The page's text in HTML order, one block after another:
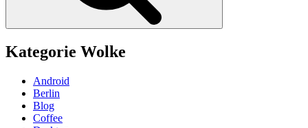
Kategorie Wolke
Android
Berlin
Blog
Coffee